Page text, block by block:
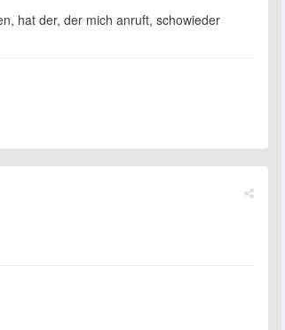
hat der, der mich anruft, schowieder